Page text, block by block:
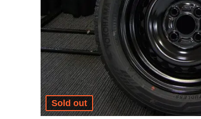
Sold out